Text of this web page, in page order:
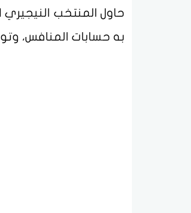
حاول المنتخب النيجيري
به حسابات المنافس،